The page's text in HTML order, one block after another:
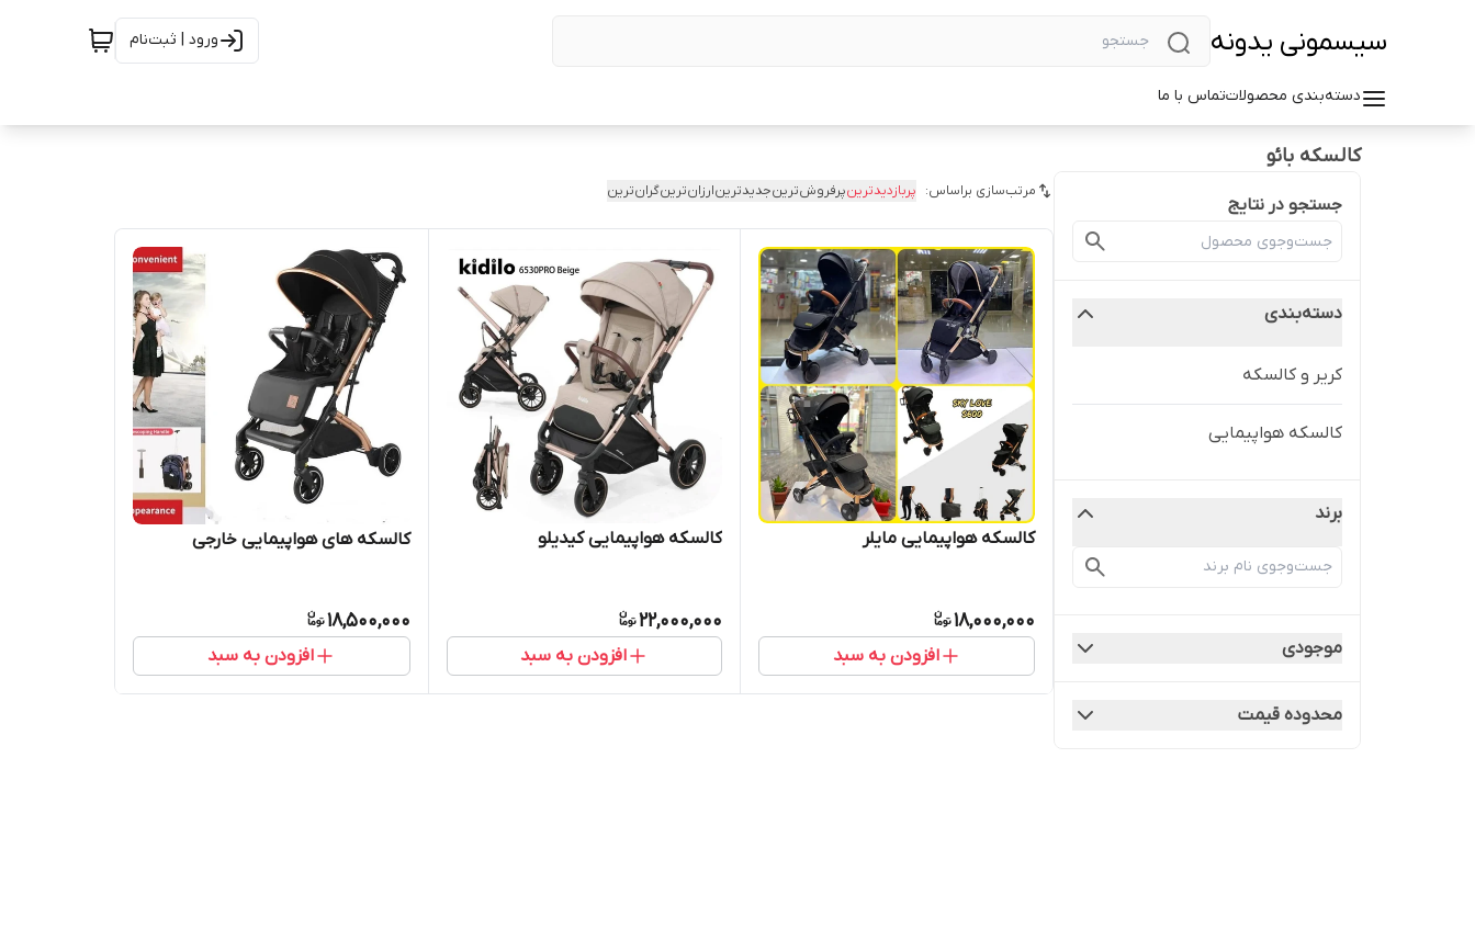
سیسمونی یدونه ورود | ثبت‌نام
دسته‌بندی محصولاتتماس با ما
کالسکه بائو
جستجو در نتایج
دسته‌بندی
کریر و کالسکه
کالسکه هواپیمایی
برند
موجودی
محدوده قیمت
مرتب‌سازی براساس: پربازدیدترینپرفروش‌ترینجدیدترینارزان‌ترینگران‌ترین
کالسکه هواپیمایی مایلر
18,000,000
افزودن به سبد
کالسکه هواپیمایی کیدیلو
22,000,000
افزودن به سبد
کالسکه های هواپیمایی خارجی
18,500,000
افزودن به سبد